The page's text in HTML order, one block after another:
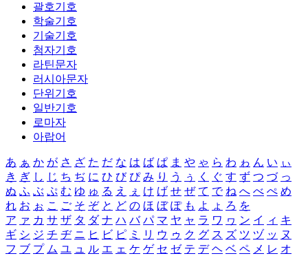
괄호기호
학술기호
기술기호
첨자기호
라틴문자
러시아문자
단위기호
일반기호
로마자
아랍어
あ ぁ か が さ ざ た だ な は ば ぱ ま や ゃ ら わ ゎ ん い ぃ
き ぎ し じ ち ぢ に ひ び ぴ み り う ぅ く ぐ す ず つ づ っ
ぬ ふ ぶ ぷ む ゆ ゅ る え ぇ け げ せ ぜ て で ね へ べ ぺ め
れ お ぉ こ ご そ ぞ と ど の ほ ぼ ぽ も よ ょ ろ を
ア ァ カ サ ザ タ ダ ナ ハ バ パ マ ヤ ャ ラ ワ ヮ ン イ ィ キ
ギ シ ジ チ ヂ ニ ヒ ビ ピ ミ リ ウ ゥ ク グ ス ズ ツ ヅ ッ ヌ
フ ブ プ ム ユ ュ ル エ ェ ケ ゲ セ ゼ テ デ ヘ ベ ペ メ レ オ